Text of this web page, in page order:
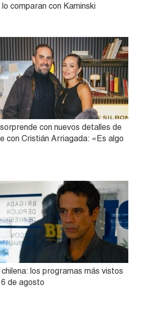
comparan con Kaminski
con nuevos detalles de
con Cristián Arriagada: «Es algo
los programas más vistos
de agosto